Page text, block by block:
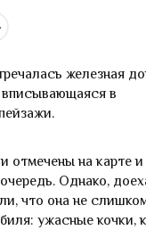
железная
вписывающаяся в
отмечены на карте
Однако,
что она не
ужасные кочки,